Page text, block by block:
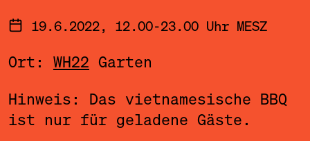
19.6.2022, 12.00-23.00 Uhr MESZ
Ort: WH22 Garten
Hinweis: Das vietnamesische BBQ
ist nur für geladene Gäste.